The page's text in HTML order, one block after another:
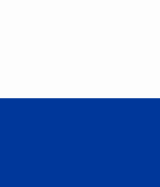
Ürün bilgilerinde hatalar bulunuyor.